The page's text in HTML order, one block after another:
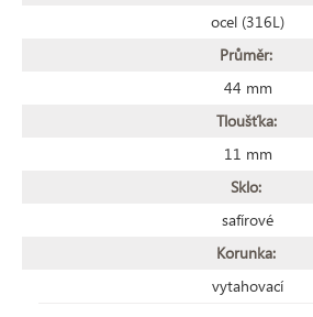
ocel (316L)
Průměr:
44 mm
Tloušťka:
11 mm
Sklo:
safírové
Korunka:
vytahovací